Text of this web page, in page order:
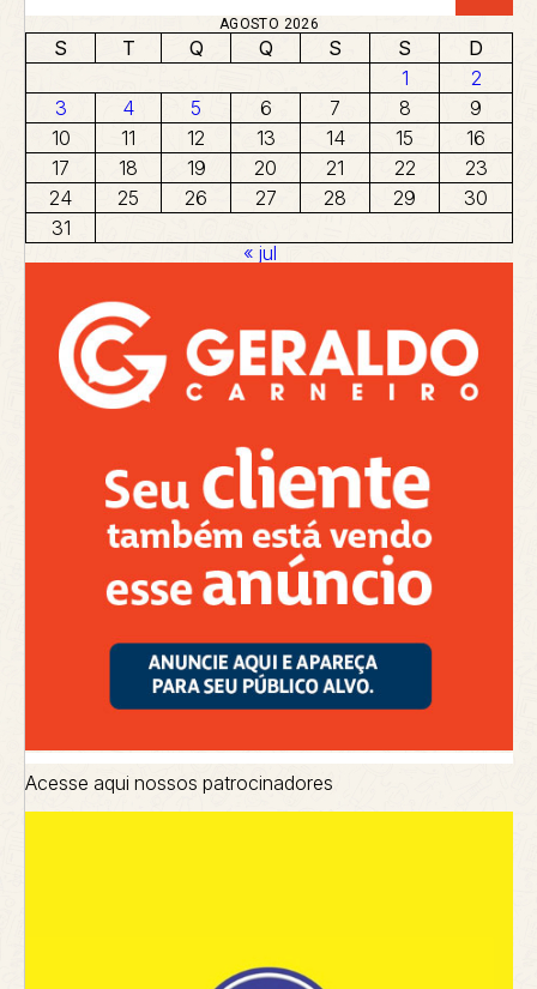
AGOSTO 2026
S T Q Q S S
D
1
2
3
4 5 6 7 8
9
10
11 12 13 14 15
16
17
18 19 20 21 22
23
24
25 26 27 28 29
30
31
« jul
Acesse aqui nossos patrocinadores